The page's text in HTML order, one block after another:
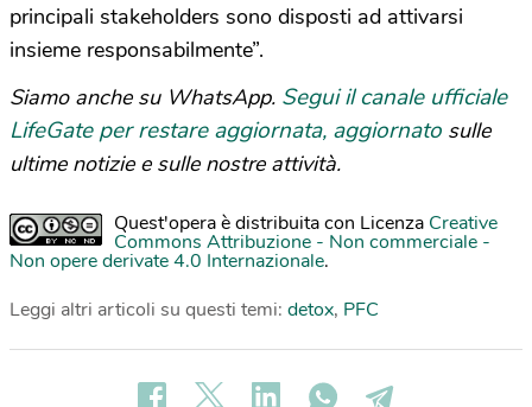
principali stakeholders sono disposti ad attivarsi
insieme responsabilmente”.
Siamo anche su WhatsApp. Segui il canale ufficiale
LifeGate per restare aggiornata, aggiornato sulle
ultime notizie e sulle nostre attività.
Quest'opera è distribuita con Licenza Creative
Commons Attribuzione - Non commerciale -
Non opere derivate 4.0 Internazionale.
Leggi altri articoli su questi temi: detox, PFC